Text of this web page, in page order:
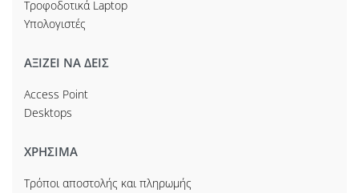
Τροφοδοτικά Laptop
Υπολογιστές
ΑΞΙΖΕΙ ΝΑ ΔΕΙΣ
Access Point
Desktops
ΧΡΗΣΙΜΑ
Τρόποι αποστολής και πληρωμής